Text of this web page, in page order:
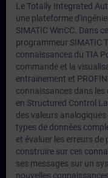
Le Totally Integrated
une plateforme
SIMATIC WinCC. Dans
programmeur SIMATIC
connaissances du TIA
commande et la
entrainement et
connaissances dans
en Structured Control
des valeurs
types de données
et évaluer les erreurs
construire sur ces
ses messages sur un
nouvelles